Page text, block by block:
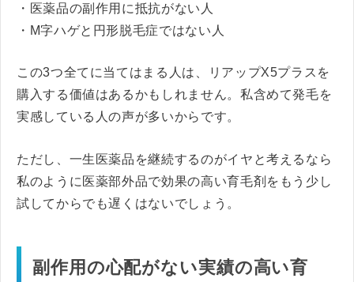
・医薬品の副作用に抵抗がない人
・M字ハゲと円形脱毛症ではない人
この3つ全てに当てはまる人は、リアップX5プラスを
購入する価値はあるかもしれません。私含めて発毛を
実感している人の声が多いからです。
ただし、一生医薬品を継続するのがイヤと考えるなら
私のように医薬部外品で効果の高い育毛剤をもう少し
試してからでも遅くはないでしょう。
副作用の心配がない実績の高い育